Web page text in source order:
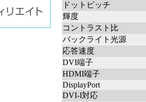
ドットピッチ
輝度
コントラスト比
バックライト光源
応答速度
DVI端子
HDMI端子
DisplayPort
DVI-I対応